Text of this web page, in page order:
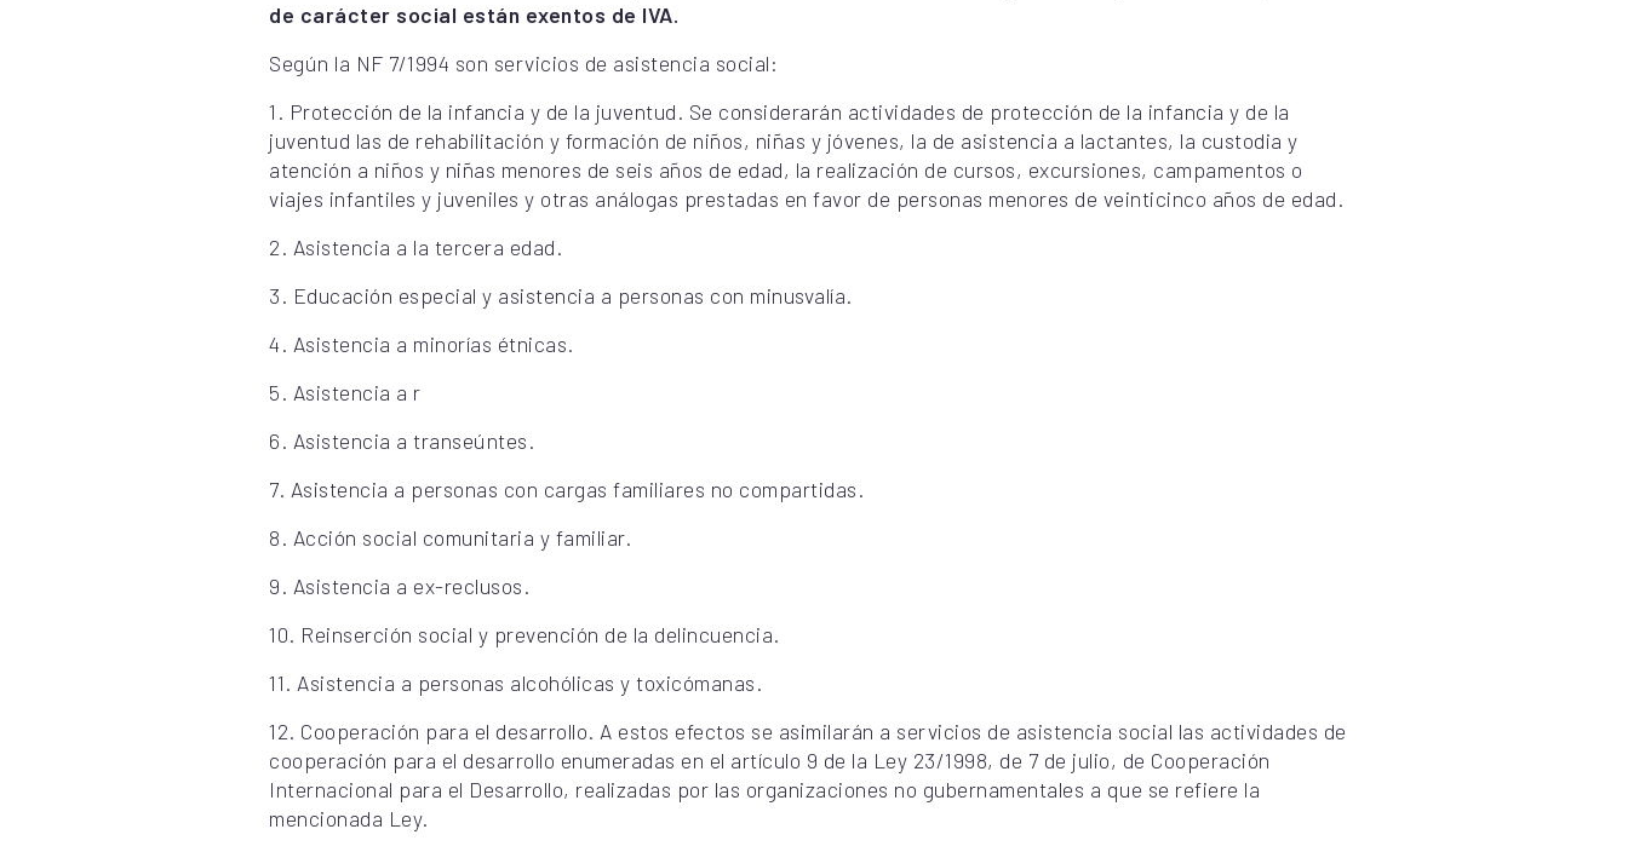
de carácter social están exentos de IVA.
Según la NF 7/1994 son servicios de asistencia social:
1. Protección de la infancia y de la juventud. Se considerarán actividades de protección de la infancia y de la
juventud las de rehabilitación y formación de niños, niñas y jóvenes, la de asistencia a lactantes, la custodia y
atención a niños y niñas menores de seis años de edad, la realización de cursos, excursiones, campamentos o
viajes infantiles y juveniles y otras análogas prestadas en favor de personas menores de veinticinco años de edad.
2. Asistencia a la tercera edad.
3. Educación especial y asistencia a personas con minusvalía.
4. Asistencia a minorías étnicas.
5. Asistencia a r
6. Asistencia a transeúntes.
7. Asistencia a personas con cargas familiares no compartidas.
8. Acción social comunitaria y familiar.
9. Asistencia a ex-reclusos.
10. Reinserción social y prevención de la delincuencia.
11. Asistencia a personas alcohólicas y toxicómanas.
12. Cooperación para el desarrollo. A estos efectos se asimilarán a servicios de asistencia social las actividades de
cooperación para el desarrollo enumeradas en el artículo 9 de la Ley 23/1998, de 7 de julio, de Cooperación
Internacional para el Desarrollo, realizadas por las organizaciones no gubernamentales a que se refiere la
mencionada Ley.